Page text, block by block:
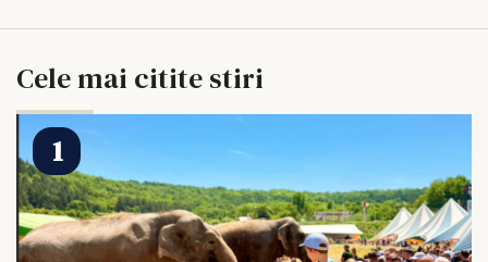
Cele mai citite stiri